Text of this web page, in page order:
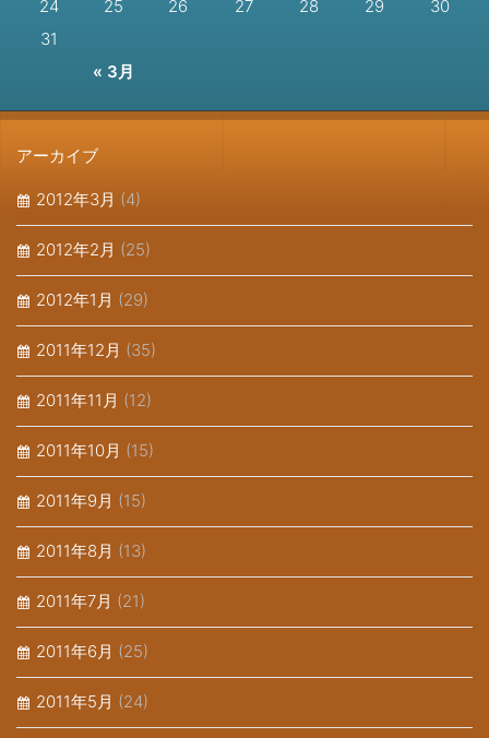
« 3月
24
25 26 27 28 29
30
31
アーカイブ
2012年3月 (4)
2012年2月 (25)
2012年1月 (29)
2011年12月 (35)
2011年11月 (12)
2011年10月 (15)
2011年9月 (15)
2011年8月 (13)
2011年7月 (21)
2011年6月 (25)
2011年5月 (24)